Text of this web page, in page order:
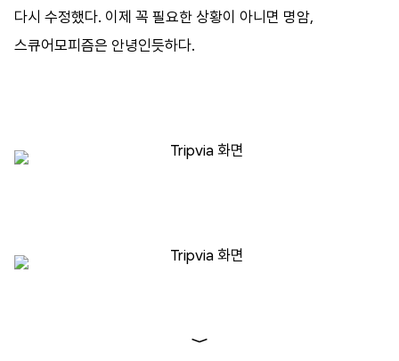
방명록
다시 수정했다. 이제 꼭 필요한 상황이 아니면 명암,
스큐어모피즘은 안녕인듯하다.